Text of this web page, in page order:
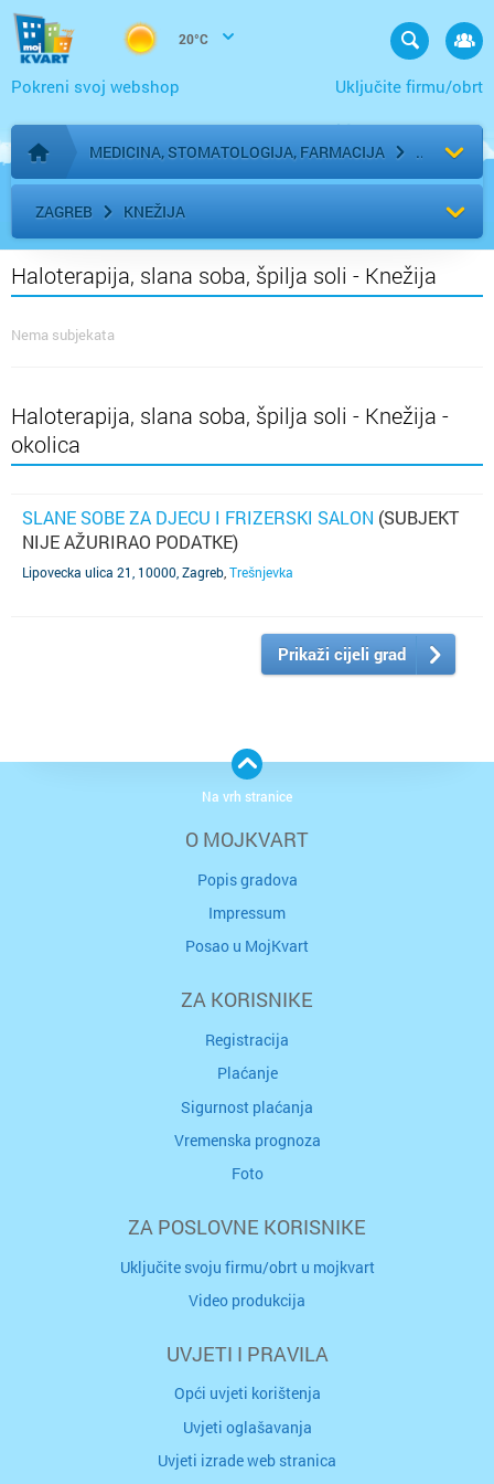
20°C
Uključite firmu/obrt
Pokreni svoj webshop
Početna stranica
MEDICINA, STOMATOLOGIJA, FARMACIJA
ZAGREB KNEŽIJA
Haloterapija, slana soba, špilja soli - Knežija
Nema subjekata
Haloterapija, slana soba, špilja soli - Knežija -
okolica
SLANE SOBE ZA DJECU I FRIZERSKI SALON (SUBJEKT
NIJE AŽURIRAO PODATKE)
Lipovecka ulica 21, 10000, Zagreb Trešnjevka
Prikaži cijeli grad
O MOJKVART
Popis gradova
Impressum
Posao u MojKvart
ZA KORISNIKE
Registracija
Plaćanje
Sigurnost plaćanja
Vremenska prognoza
Foto
ZA POSLOVNE KORISNIKE
Uključite svoju firmu/obrt u mojkvart
Video produkcija
UVJETI I PRAVILA
Opći uvjeti korištenja
Uvjeti oglašavanja
Uvjeti izrade web stranica
Na vrh stranice